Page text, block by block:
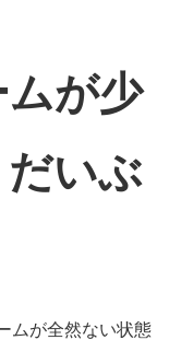
ムが少
いぶ
ムが全然ない状態